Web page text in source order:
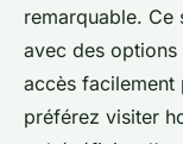
remarquable. Ce
avec des options
accès facilement
préférez visiter